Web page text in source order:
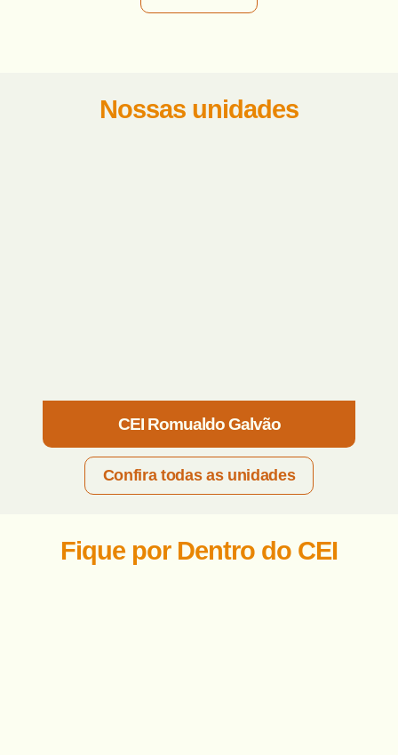
Nossas unidades
CEI Romualdo Galvão
Confira todas as unidades
Fique por Dentro do CEI